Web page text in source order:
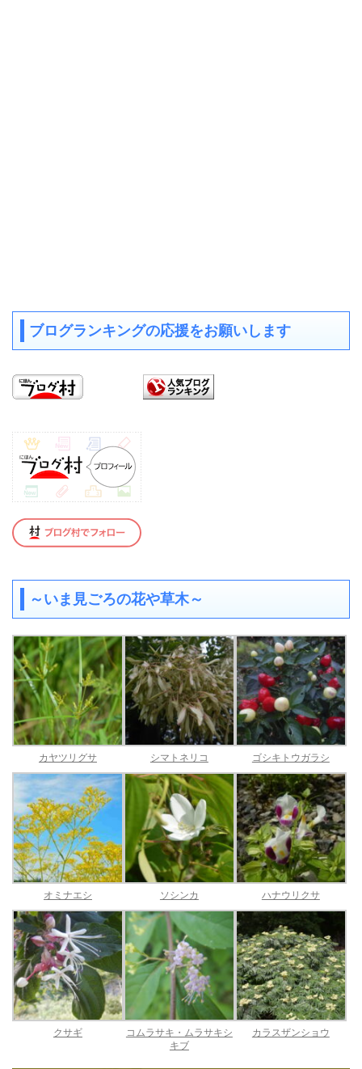
ブログランキングの応援をお願いします
～いま見ごろの花や草木～
カヤツリグサ シマトネリコ ゴシキトウガラシ
オミナエシ ソシンカ ハナウリクサ
クサギ
コムラサキ・ムラサキシ
キブ
カラスザンショウ